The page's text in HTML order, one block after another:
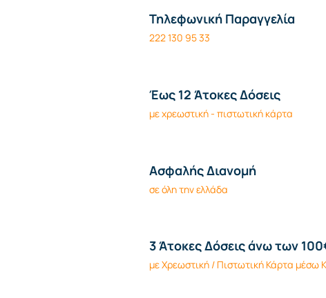
Τηλεφωνική Παραγγελία
222 130 95 33
Έως 12 Άτοκες Δόσεις
με χρεωστική - πιστωτική κάρτα
Ασφαλής Διανομή
σε όλη την ελλάδα
3 Άτοκες Δόσεις άνω των
με Χρεωστική / Πιστωτική Κάρτα μέσω